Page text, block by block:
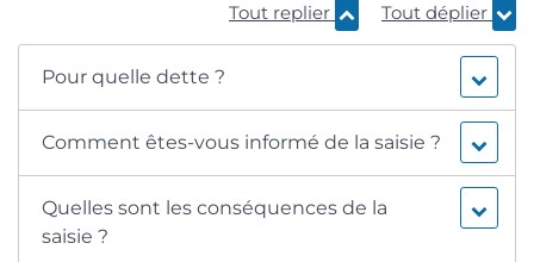
Tout replier Tout déplier
Pour quelle dette ?
Comment êtes-vous informé de la saisie ?
Quelles sont les conséquences de la
saisie ?